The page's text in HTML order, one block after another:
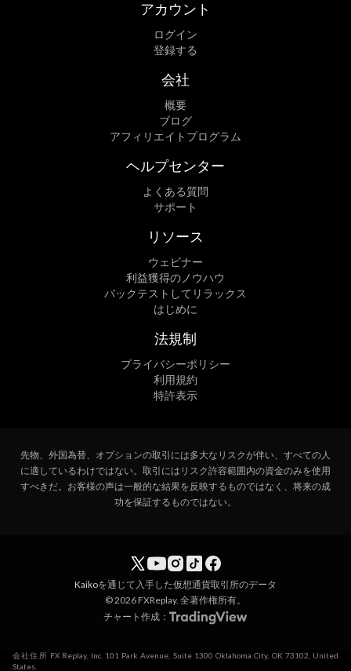
アカウント
ログイン
登録する
会社
概要
ブログ
アフィリエイトプログラム
ヘルプセンター
よくある質問
サポート
リソース
ウェビナー
利益獲得のノウハウ
バックテストしてリラックス
はじめに
法規制
プライバシーポリシー
利用規約
特許表示
先物、外国為替、オプションの取引には多大なリスクが伴い、すべての人
に適しているわけではない。取引にはリスク許容範囲内の資金のみを使用
すべきだ。お客様の声は一般的な結果を反映するものではなく、将来の成
功を保証するものではない。
Kaikoを通じて入手した仮想通貨取引所のデータ
© 2026 FXReplay. 全著作権所有。
チャート作成：
会社住所 FX Replay, Inc. 101 Park Avenue, Suite 1300 Oklahoma City, OK 73102, United
States.